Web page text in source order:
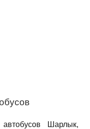
Шарлык,